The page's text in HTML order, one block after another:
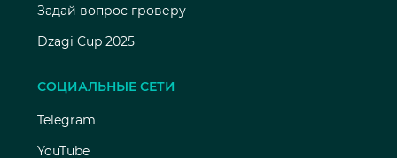
Задай вопрос гроверу
Dzagi Cup 2025
СОЦИАЛЬНЫЕ СЕТИ
Telegram
YouTube